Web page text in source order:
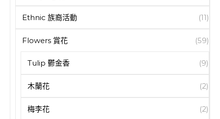
Ethnic 族裔活動 (11)
Flowers 賞花 (59)
Tulip 鬱金香 (9)
木蘭花 (2)
梅李花 (2)